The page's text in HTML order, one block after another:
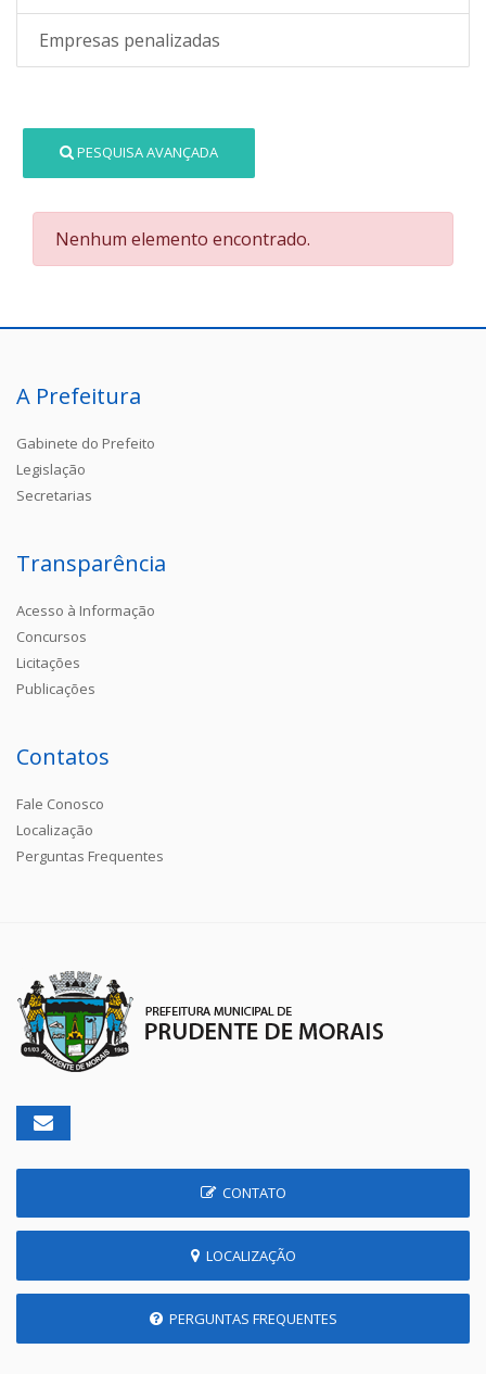
Empresas penalizadas
PESQUISA AVANÇADA
Nenhum elemento encontrado.
A Prefeitura
Gabinete do Prefeito
Legislação
Secretarias
Transparência
Acesso à Informação
Concursos
Licitações
Publicações
Contatos
Fale Conosco
Localização
Perguntas Frequentes
CONTATO
LOCALIZAÇÃO
PERGUNTAS FREQUENTES